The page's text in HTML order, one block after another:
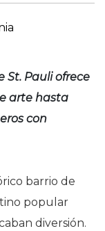
St. Pauli ofrece
arte hasta
con
barrio de
popular
diversión.